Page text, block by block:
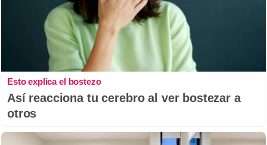
Esto explica el bostezo
Así reacciona tu cerebro al ver bostezar a
otros